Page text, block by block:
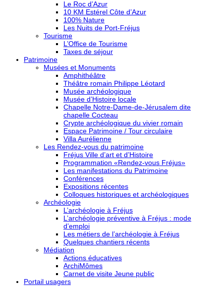
Le Roc d’Azur
10 KM Estérel Côte d’Azur
100% Nature
Les Nuits de Port-Fréjus
Tourisme
L’Office de Tourisme
Taxes de séjour
Patrimoine
Musées et Monuments
Amphithéâtre
Théâtre romain Philippe Léotard
Musée archéologique
Musée d’Histoire locale
Chapelle Notre-Dame-de-Jérusalem dite
chapelle Cocteau
Crypte archéologique du vivier romain
Espace Patrimoine / Tour circulaire
Villa Aurélienne
Les Rendez-vous du patrimoine
Fréjus Ville d’art et d’Histoire
Programmation «Rendez-vous Fréjus»
Les manifestations du Patrimoine
Conférences
Expositions récentes
Colloques historiques et archéologiques
Archéologie
L’archéologie à Fréjus
L’archéologie préventive à Fréjus : mode
d’emploi
Les métiers de l’archéologie à Fréjus
Quelques chantiers récents
Médiation
Actions éducatives
ArchiMômes
Carnet de visite Jeune public
Portail usagers